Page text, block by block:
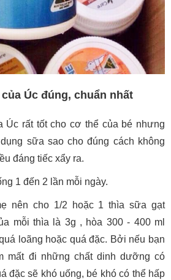
Úc đúng, chuẩn nhất
Úc rất tốt cho cơ thể của bé nhưng
sữa sao cho đúng cách không
đáng tiếc xẩy ra.
1 đến 2 lần mỗi ngày.
nên cho 1/2 hoặc 1 thìa sữa gạt
mỗi thìa là 3g , hòa 300 - 400 ml
loãng hoặc quá đặc. Bởi nếu bạn
mất đi những chất dinh dưỡng có
đặc sẽ khó uống, bé khó có thể hấp